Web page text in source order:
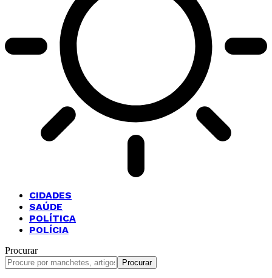
CIDADES
SAÚDE
POLÍTICA
POLÍCIA
Procurar